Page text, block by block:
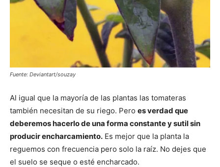
Fuente: Deviantart/souzay
Al igual que la mayoría de las plantas las tomateras
también necesitan de su riego. Pero es verdad que
deberemos hacerlo de una forma constante y sutil sin
producir encharcamiento. Es mejor que la planta la
reguemos con frecuencia pero solo la raíz. No dejes que
el suelo se seque o esté encharcado.